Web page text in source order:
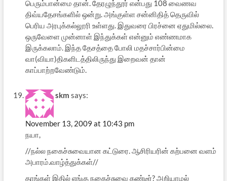
பெரும்பான்மை தான். தேரழுந்தூர் என்பது 108 வைணவ
திவ்யதேசங்களில் ஒன்று. அங்குள்ள சன்னிதித் தெருவில்
பெரிய அரபுக்கல்லூரி உள்ளது. இதுவரை பிரச்னை ஏதுமில்லை.
ஒருவேளை முன்னாள் இந்துக்கள் என்னும் எண்ணமாக
இருக்கலாம். இந்த தேசத்தை போலி மதச்சார்பின்மை
வா(வியா)திகளிடத்திலிருந்து இறைவன் தான்
காப்பாற்றவேண்டும்.
skm says:
November 13, 2009 at 10:43 pm
நயா,
//நல்ல நகைச்சுவையான கட்டுரை. ஆசிரியரின் கற்பனை வளம்
அபாரம்.வாழ்த்துக்கள்//
தாங்கள் இதில் எங்கு நகைச்சுவை கண்டீர்? அறியாமல்